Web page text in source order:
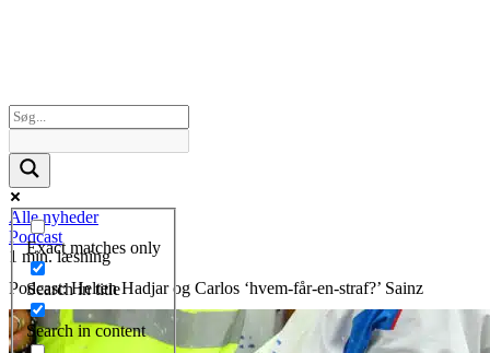
Exact matches only
Search in title
Search in content
Alle nyheder
Podcast
1 min. læsning
Podcast: Helten Hadjar og Carlos ‘hvem-får-en-straf?’ Sainz